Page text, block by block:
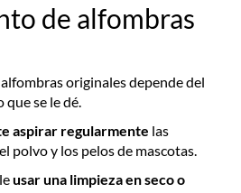
de alfombras
originales depende del
se le dé.
aspirar regularmente las
polvo y los pelos de mascotas.
usar una limpieza en seco o